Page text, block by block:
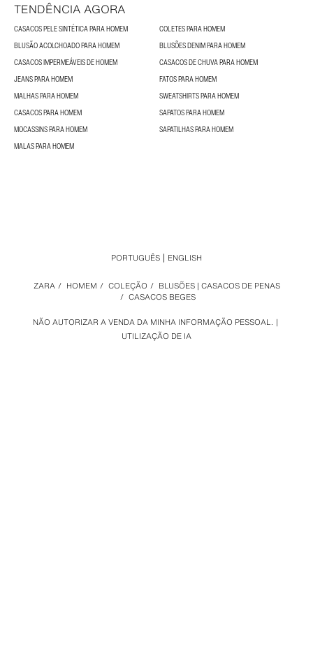
TENDÊNCIA AGORA
CASACOS PELE SINTÉTICA PARA HOMEM
COLETES PARA HOMEM
BLUSÃO ACOLCHOADO PARA HOMEM
BLUSÕES DENIM PARA HOMEM
CASACOS IMPERMEÁVEIS DE HOMEM
CASACOS DE CHUVA PARA HOMEM
JEANS PARA HOMEM
FATOS PARA HOMEM
MALHAS PARA HOMEM
SWEATSHIRTS PARA HOMEM
CASACOS PARA HOMEM
SAPATOS PARA HOMEM
MOCASSINS PARA HOMEM
SAPATILHAS PARA HOMEM
MALAS PARA HOMEM
NÃO AUTORIZAR A VENDA DA MINHA INFORMAÇÃO PESSOAL.
UTILIZAÇÃO DE IA
ZARA / HOMEM / COLEÇÃO / BLUSÕES | CASACOS DE PENAS
/ CASACOS BEGES
PORTUGUÊS ENGLISH